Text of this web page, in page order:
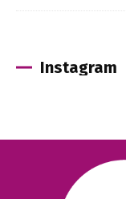
Instagram